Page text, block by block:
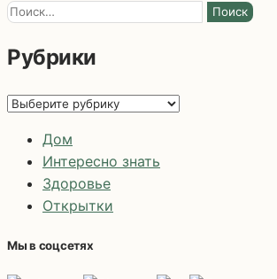
Найти:
Рубрики
Рубрики
Дом
Интересно знать
Здоровье
Открытки
Мы в соцсетях